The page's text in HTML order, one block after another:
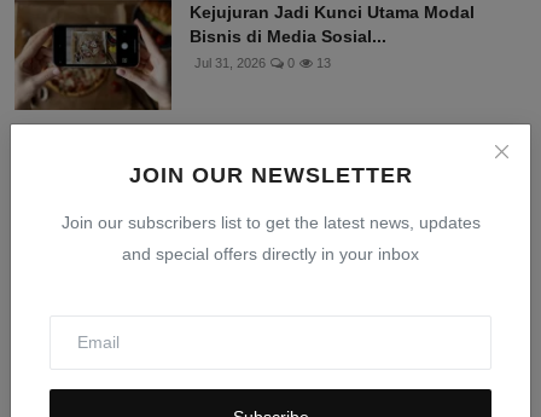
JOIN OUR NEWSLETTER
Join our subscribers list to get the latest news, updates
and special offers directly in your inbox
Kejujuran Jadi Kunci Utama Modal
Bisnis di Media Sosial...
Jul 31, 2026 0 13
Model B10 dan C10,...
BRI Insurance Bayarkan Klaim Rp365,5
Jul 30, 2026 0 13